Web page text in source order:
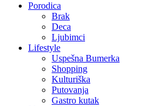
Porodica
Brak
Deca
Ljubimci
Lifestyle
Uspešna Bumerka
Shopping
Kulturiška
Putovanja
Gastro kutak